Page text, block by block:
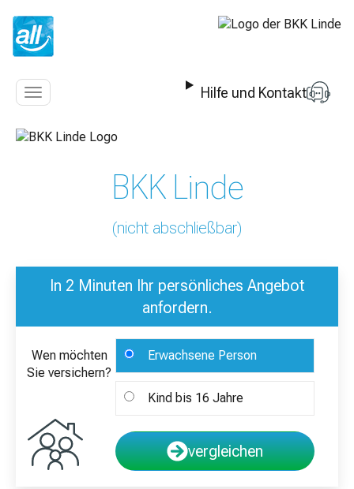
Navigation
Hilfe und Kontakt
BKK Linde
(nicht abschließbar)
In 2 Minuten Ihr persönliches Angebot
anfordern.
Wen möchten
Sie versichern?
Erwachsene Person
Kind bis 16 Jahre
vergleichen